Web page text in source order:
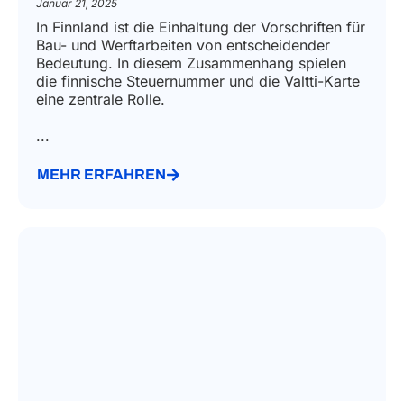
Januar 21, 2025
In Finnland ist die Einhaltung der Vorschriften für
Bau- und Werftarbeiten von entscheidender
Bedeutung. In diesem Zusammenhang spielen
die finnische Steuernummer und die Valtti-Karte
eine zentrale Rolle.
...
MEHR ERFAHREN